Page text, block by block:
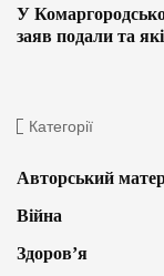
У
заяв подали та
Категорії
Авторський
Війна
Здоров’я